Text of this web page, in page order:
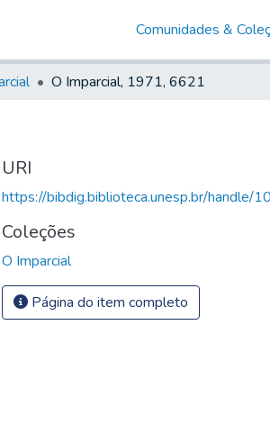
Comunidades &
O Imparcial, 1971, 6621
URI
https://bibdig.biblioteca.unesp.br/handle/
Coleções
O Imparcial
Página do item completo